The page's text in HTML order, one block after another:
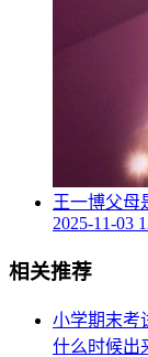
王一博父母
2025-11-03
相关推荐
小学期末考
什么时候出